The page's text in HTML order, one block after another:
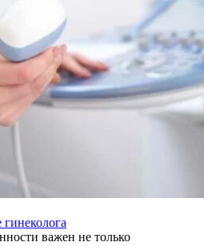
важен не только